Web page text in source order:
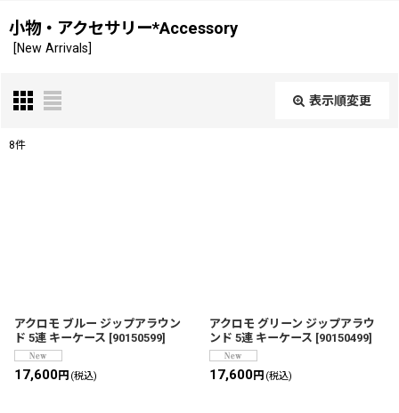
小物・アクセサリー*Accessory
[New Arrivals]
表示順変更
絞り込む
8件
アクロモ ブルー ジップアラウン
ド 5連 キーケース [90150599]
17,600円 (税込)
アクロモ グリーン ジップアラウ
ンド 5連 キーケース [90150499]
17,600円 (税込)